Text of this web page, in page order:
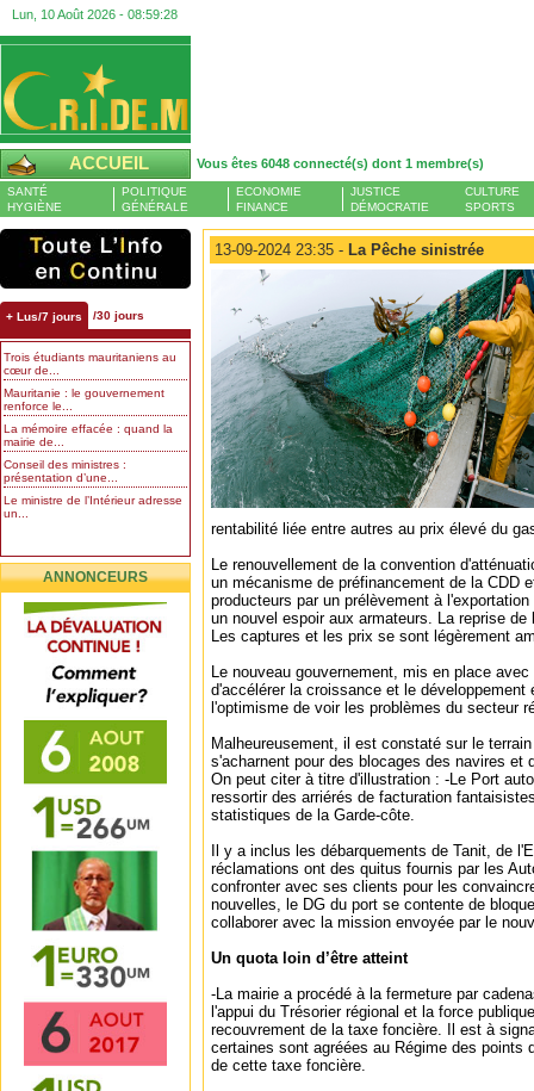
Lun, 10 Août 2026 - 08:59:29
ACCUEIL Vous êtes 6048 connecté(s) dont 1 membre(s)
SANTÉ
HYGIÈNE
POLITIQUE
GÉNÉRALE
ECONOMIE
FINANCE
JUSTICE
DÉMOCRATIE
CULTURE
SPORTS
+ Lus/7 jours /30 jours
Trois étudiants mauritaniens au
cœur de...
Mauritanie : le gouvernement
renforce le...
La mémoire effacée : quand la
mairie de...
Conseil des ministres :
présentation d’une...
Le ministre de l’Intérieur adresse
un...
ANNONCEURS
13-09-2024 23:35 - La Pêche sinistrée
rentabilité liée entre autres au prix élevé du
Le renouvellement de la convention
un mécanisme de préfinancement de la CDD
producteurs par un prélèvement à
un nouvel espoir aux armateurs. La reprise
Les captures et les prix se sont légèrement
Le nouveau gouvernement, mis en place
d'accélérer la croissance et le développement
l'optimisme de voir les problèmes du secteur
Malheureusement, il est constaté sur le
s'acharnent pour des blocages des navires et
On peut citer à titre d'illustration : -Le Port
ressortir des arriérés de facturation
statistiques de la Garde-côte.
Il y a inclus les débarquements de Tanit, de
réclamations ont des quitus fournis par les
confronter avec ses clients pour les
nouvelles, le DG du port se contente de
collaborer avec la mission envoyée par le
Un quota loin d’être atteint
-La mairie a procédé à la fermeture par
l'appui du Trésorier régional et la force
recouvrement de la taxe foncière. Il est à
certaines sont agréées au Régime des points
de cette taxe foncière.